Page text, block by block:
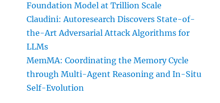
Foundation Model at Trillion Scale
Claudini: Autoresearch Discovers State-of-
the-Art Adversarial Attack Algorithms for
LLMs
MemMA: Coordinating the Memory Cycle
through Multi-Agent Reasoning and In-Situ
Self-Evolution